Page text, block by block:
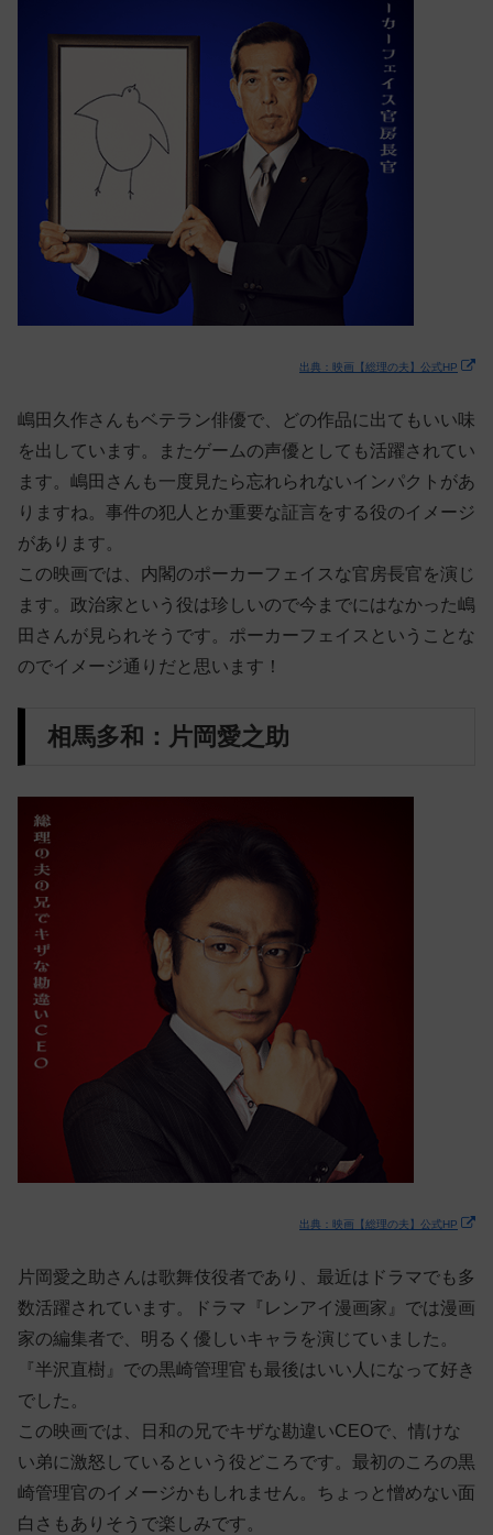
出典：映画【総理の夫】公式HP
嶋田久作さんもベテラン俳優で、どの作品に出てもいい味
を出しています。またゲームの声優としても活躍されてい
ます。嶋田さんも一度見たら忘れられないインパクトがあ
りますね。事件の犯人とか重要な証言をする役のイメージ
があります。
この映画では、内閣のポーカーフェイスな官房長官を演じ
ます。政治家という役は珍しいので今までにはなかった嶋
田さんが見られそうです。ポーカーフェイスということな
のでイメージ通りだと思います！
相馬多和：片岡愛之助
出典：映画【総理の夫】公式HP
片岡愛之助さんは歌舞伎役者であり、最近はドラマでも多
数活躍されています。ドラマ『レンアイ漫画家』では漫画
家の編集者で、明るく優しいキャラを演じていました。
『半沢直樹』での黒崎管理官も最後はいい人になって好き
でした。
この映画では、日和の兄でキザな勘違いCEOで、情けな
い弟に激怒しているという役どころです。最初のころの黒
崎管理官のイメージかもしれません。ちょっと憎めない面
白さもありそうで楽しみです。